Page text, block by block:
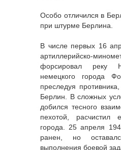
Особо отличился в
при штурме Берлина.
В числе первых 16
артиллерийско-
форсировал реку
немецкого города
преследуя
Берлин. В сложных
добился тесного
пехотой,
города. 25 апреля
ранен, но
выполнения боевой